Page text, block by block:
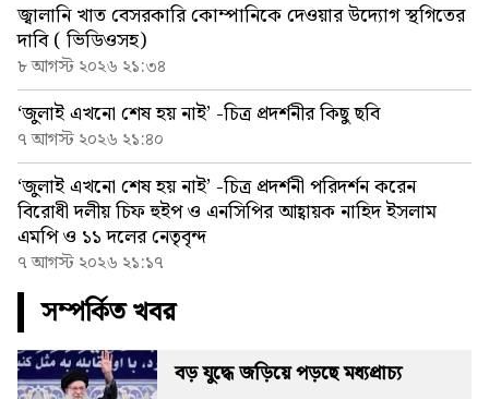
জ্বালানি খাত বেসরকারি কোম্পানিকে দেওয়ার উদ্যোগ স্থগিতের
দাবি ( ভিডিওসহ)
৮ আগস্ট ২০২৬ ২১:৩৪
‘জুলাই এখনো শেষ হয় নাই’ -চিত্র প্রদর্শনীর কিছু ছবি
৭ আগস্ট ২০২৬ ২১:৪০
‘জুলাই এখনো শেষ হয় নাই’ -চিত্র প্রদর্শনী পরিদর্শন করেন
বিরোধী দলীয় চিফ হুইপ ও এনসিপির আহ্বায়ক নাহিদ ইসলাম
এমপি ও ১১ দলের নেতৃবৃন্দ
৭ আগস্ট ২০২৬ ২১:১৭
সম্পর্কিত খবর
বড় যুদ্ধে জড়িয়ে পড়ছে মধ্যপ্রাচ্য